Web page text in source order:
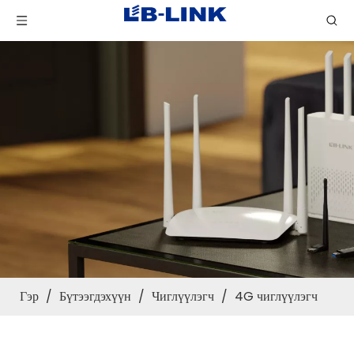
Гэр / Бүтээгдэхүүн / Чиглүүлэгч / 4G чиглүүлэгч